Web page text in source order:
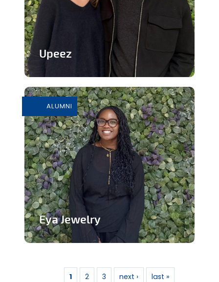
Upeez
grillons
En savoir plus
ALUMNI
Eya Jewelry
En savoir plus
1 2 3 next › last »